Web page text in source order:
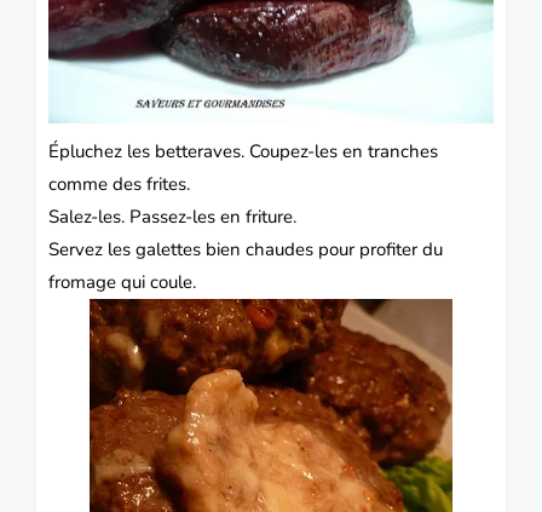
Épluchez les betteraves. Coupez-les en tranches
comme des frites.
Salez-les. Passez-les en friture.
Servez les galettes bien chaudes pour profiter du
fromage qui coule.